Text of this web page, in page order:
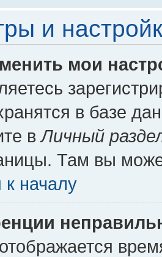
и
мои
в базе
вЛичный
Там вы
к началу